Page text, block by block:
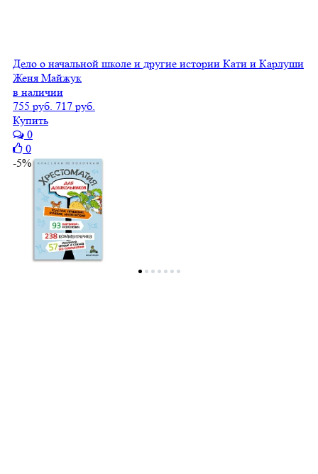
Дело о начальной школе и другие истории Кати и Карлуши
Женя Майжук
в наличии
755 руб. 717 руб.
Купить
0
0
-5%